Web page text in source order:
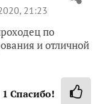
21:23
по
и отличной
1 Спасибо!